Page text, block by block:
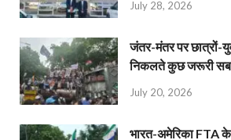
July 28, 2026
जंतर-मंतर पर
निकलते कुछ जरूरी
July 20, 2026
भारत-अमेरिका FTA